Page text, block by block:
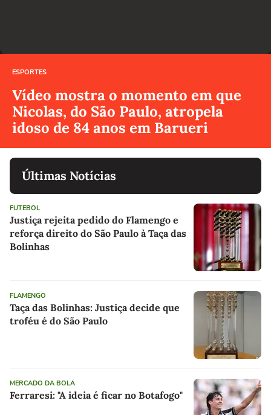
ESPORTES
Vídeo mostra o momento em que
Nicolas, do São Paulo, atropela
idoso de 84 anos em Barueri
Últimas Notícias
FUTEBOL
Justiça rejeita pedido do Flamengo e
reforça direito do São Paulo à Taça das
Bolinhas
FLAMENGO
Taça das Bolinhas: Justiça decide que
troféu é do São Paulo
MERCADO DA BOLA
Ferraresi: "A ideia é ficar no Botafogo"